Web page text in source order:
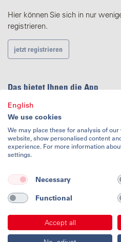
Hier können Sie sich in nur
registrieren.
jetzt registrieren
Das bietet Ihnen die App
Info-Tour ansehen
Ohne Anmeldung starten
Nutzungsbedingungen
Impressum
English
We use cookies
We may place these for analysis of
website, show personalised content
experience. For more information
settings.
Necessary
Functional
Accept all